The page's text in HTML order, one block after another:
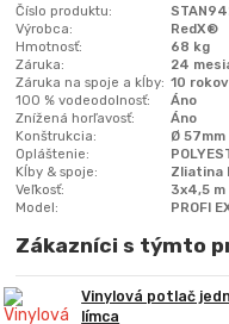
Číslo produktu:
Výrobca:
RedX®
Hmotnosť:
68 kg
Záruka:
24
Záruka na spoje a kĺby: 10 rokov
100 % vodeodolnosť:
Áno
Znížená horľavosť:
Áno
Konštrukcia:
Ø
Opláštenie:
Kĺby & spoje:
Zliatina
Veľkosť:
3x4,5 m
Model:
PROFI
Zákazníci s týmto
Vinylová potlač
límca